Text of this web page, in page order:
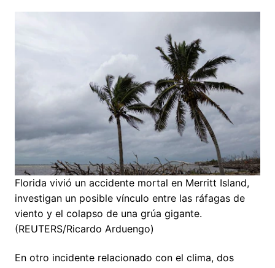
Florida vivió un accidente mortal en Merritt Island,
investigan un posible vínculo entre las ráfagas de
viento y el colapso de una grúa gigante.
(REUTERS/Ricardo Arduengo)
En otro incidente relacionado con el clima, dos